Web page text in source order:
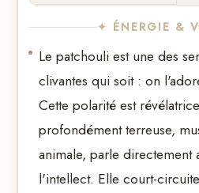
✦ ÉNERGIE &
Le patchouli est une des
clivantes qui soit : on
Cette polarité est
profondément terreuse,
animale, parle directement
l'intellect. Elle court-